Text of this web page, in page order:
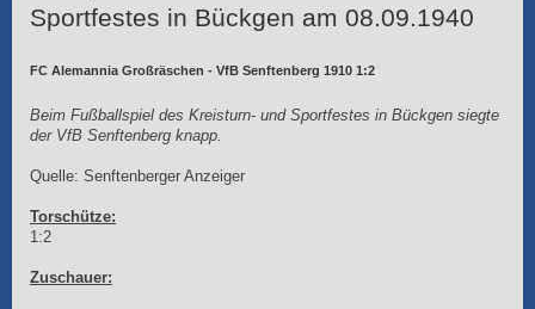
Sportfestes in Bückgen am 08.09.1940
FC Alemannia Großräschen - VfB Senftenberg 1910 1:2
Beim Fußballspiel des Kreisturn- und Sportfestes in Bückgen siegte
der VfB Senftenberg knapp.
Quelle: Senftenberger Anzeiger
Torschütze:
1:2
Zuschauer: